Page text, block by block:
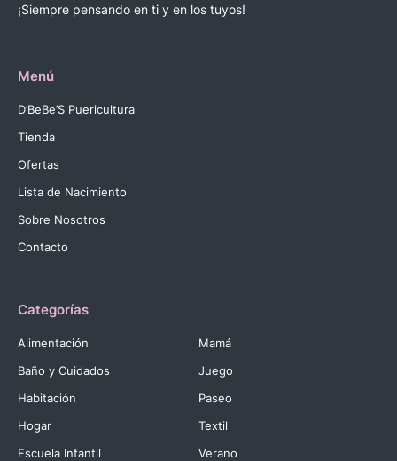
¡Siempre pensando en ti y en los tuyos!
Menú
D’BeBe’S Puericultura
Tienda
Ofertas
Lista de Nacimiento
Sobre Nosotros
Contacto
Categorías
Alimentación
Baño y Cuidados
Habitación
Hogar
Escuela Infantil
Mamá
Juego
Paseo
Textil
Verano